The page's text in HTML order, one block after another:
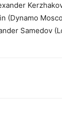
(Dynamo
Samedov